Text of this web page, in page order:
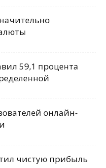
59,1 процента
онлайн-
чистую прибыль